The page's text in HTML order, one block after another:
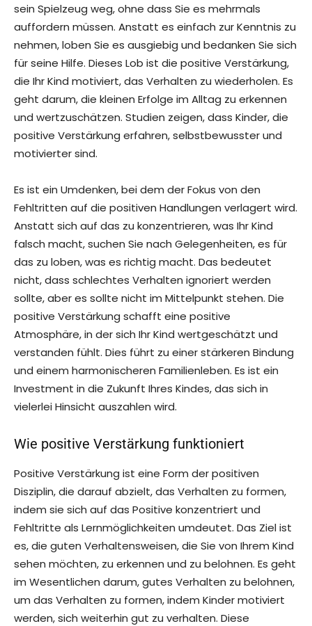
sein Spielzeug weg, ohne dass Sie es mehrmals
auffordern müssen. Anstatt es einfach zur Kenntnis zu
nehmen, loben Sie es ausgiebig und bedanken Sie sich
für seine Hilfe. Dieses Lob ist die positive Verstärkung,
die Ihr Kind motiviert, das Verhalten zu wiederholen. Es
geht darum, die kleinen Erfolge im Alltag zu erkennen
und wertzuschätzen. Studien zeigen, dass Kinder, die
positive Verstärkung erfahren, selbstbewusster und
motivierter sind.
Es ist ein Umdenken, bei dem der Fokus von den
Fehltritten auf die positiven Handlungen verlagert wird.
Anstatt sich auf das zu konzentrieren, was Ihr Kind
falsch macht, suchen Sie nach Gelegenheiten, es für
das zu loben, was es richtig macht. Das bedeutet
nicht, dass schlechtes Verhalten ignoriert werden
sollte, aber es sollte nicht im Mittelpunkt stehen. Die
positive Verstärkung schafft eine positive
Atmosphäre, in der sich Ihr Kind wertgeschätzt und
verstanden fühlt. Dies führt zu einer stärkeren Bindung
und einem harmonischeren Familienleben. Es ist ein
Investment in die Zukunft Ihres Kindes, das sich in
vielerlei Hinsicht auszahlen wird.
Wie positive Verstärkung funktioniert
Positive Verstärkung ist eine Form der positiven
Disziplin, die darauf abzielt, das Verhalten zu formen,
indem sie sich auf das Positive konzentriert und
Fehltritte als Lernmöglichkeiten umdeutet. Das Ziel ist
es, die guten Verhaltensweisen, die Sie von Ihrem Kind
sehen möchten, zu erkennen und zu belohnen. Es geht
im Wesentlichen darum, gutes Verhalten zu belohnen,
um das Verhalten zu formen, indem Kinder motiviert
werden, sich weiterhin gut zu verhalten. Diese